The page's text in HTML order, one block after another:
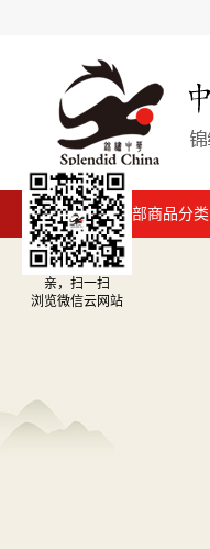
全部商品分类
亲，扫一扫
浏览微信云网站